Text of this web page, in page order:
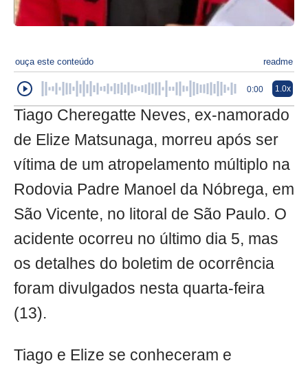
ouça este conteúdo readme
0:00 1.0x
Tiago Cheregatte Neves, ex-namorado
de Elize Matsunaga, morreu após ser
vítima de um atropelamento múltiplo na
Rodovia Padre Manoel da Nóbrega, em
São Vicente, no litoral de São Paulo. O
acidente ocorreu no último dia 5, mas
os detalhes do boletim de ocorrência
foram divulgados nesta quarta-feira
(13).
Tiago e Elize se conheceram e